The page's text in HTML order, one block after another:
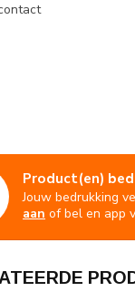
Product(en)
Jouw bedrukking
aan of bel en app